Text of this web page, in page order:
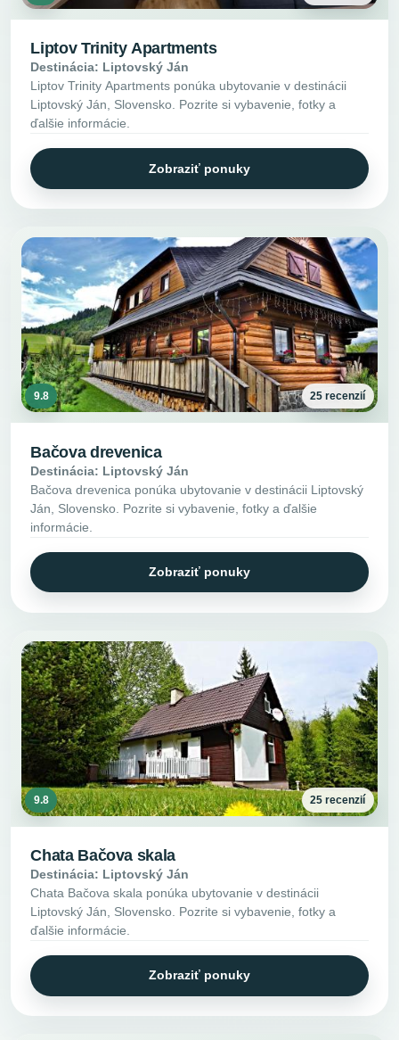
Liptov Trinity Apartments
Destinácia: Liptovský Ján
Liptov Trinity Apartments ponúka ubytovanie v destinácii
Liptovský Ján, Slovensko. Pozrite si vybavenie, fotky a
ďalšie informácie.
Zobraziť ponuky
9.8 25 recenzií
Bačova drevenica
Destinácia: Liptovský Ján
Bačova drevenica ponúka ubytovanie v destinácii Liptovský
Ján, Slovensko. Pozrite si vybavenie, fotky a ďalšie
informácie.
Zobraziť ponuky
9.8 25 recenzií
Chata Bačova skala
Destinácia: Liptovský Ján
Chata Bačova skala ponúka ubytovanie v destinácii
Liptovský Ján, Slovensko. Pozrite si vybavenie, fotky a
ďalšie informácie.
Zobraziť ponuky